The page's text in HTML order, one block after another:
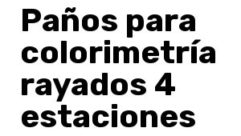
Paños para
colorimetría
rayados 4
estaciones